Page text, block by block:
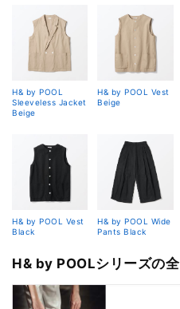
H& by POOL
Sleeveless Jacket
Beige
H& by POOL Vest
Beige
H& by POOL Vest
Black
H& by POOL Wide
Pants Black
H& by POOLシリーズの